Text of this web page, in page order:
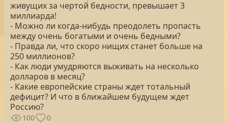
живущих за чертой бедности, превышает 3
миллиарда!
- Можно ли когда-нибудь преодолеть пропасть
между очень богатыми и очень бедными?
- Правда ли, что скоро нищих станет больше на
250 миллионов?
- Как люди умудряются выживать на несколько
долларов в месяц?
- Какие европейские страны ждет тотальный
дефицит? И что в ближайшем будущем ждет
Россию?
100 0